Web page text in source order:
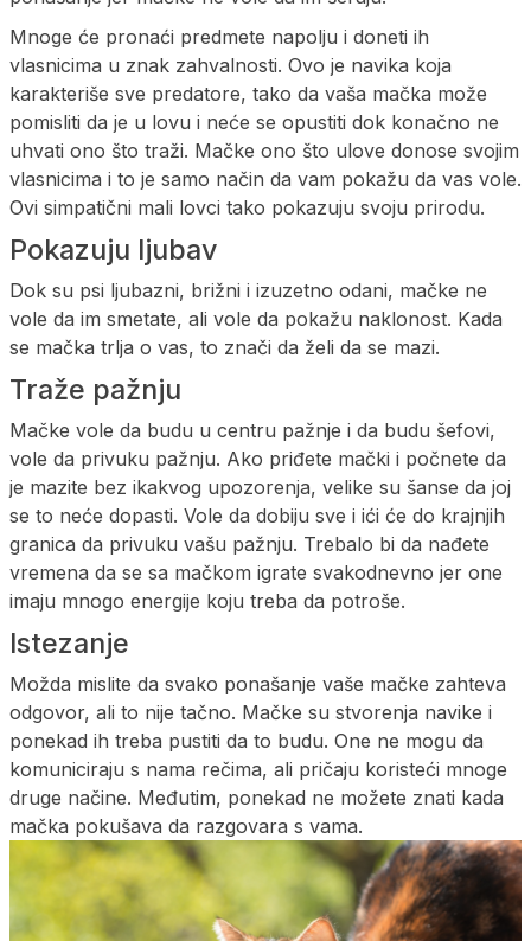
Mnoge će pronaći predmete napolju i doneti ih
vlasnicima u znak zahvalnosti. Ovo je navika koja
karakteriše sve predatore, tako da vaša mačka može
pomisliti da je u lovu i neće se opustiti dok konačno ne
uhvati ono što traži. Mačke ono što ulove donose svojim
vlasnicima i to je samo način da vam pokažu da vas vole.
Ovi simpatični mali lovci tako pokazuju svoju prirodu.
Pokazuju ljubav
Dok su psi ljubazni, brižni i izuzetno odani, mačke ne
vole da im smetate, ali vole da pokažu naklonost. Kada
se mačka trlja o vas, to znači da želi da se mazi.
Traže pažnju
Mačke vole da budu u centru pažnje i da budu šefovi,
vole da privuku pažnju. Ako priđete mački i počnete da
je mazite bez ikakvog upozorenja, velike su šanse da joj
se to neće dopasti. Vole da dobiju sve i ići će do krajnjih
granica da privuku vašu pažnju. Trebalo bi da nađete
vremena da se sa mačkom igrate svakodnevno jer one
imaju mnogo energije koju treba da potroše.
Istezanje
Možda mislite da svako ponašanje vaše mačke zahteva
odgovor, ali to nije tačno. Mačke su stvorenja navike i
ponekad ih treba pustiti da to budu. One ne mogu da
komuniciraju s nama rečima, ali pričaju koristeći mnoge
druge načine. Međutim, ponekad ne možete znati kada
mačka pokušava da razgovara s vama.